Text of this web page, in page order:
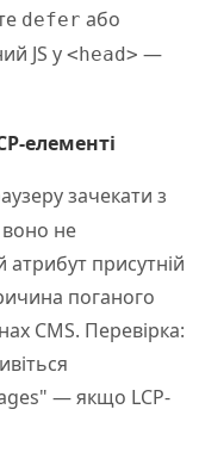
defer або
JS у <head> —
елементі
зачекати з
не
присутній
поганого
CMS. Перевірка:
— якщо LCP-